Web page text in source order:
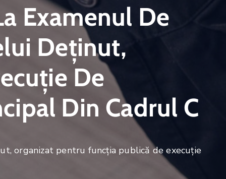
Examenul De
Deținut,
De
Din Cadrul C
organizat pentru funcția publică de execuție